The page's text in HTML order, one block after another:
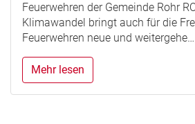
Feuerwehren der Gemeinde Rohr
Klimawandel bringt auch für die
Feuerwehren neue und weitergehe…
Mehr lesen